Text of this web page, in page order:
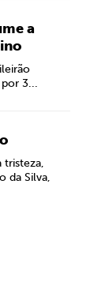
a
3...
tristeza,
da Silva,